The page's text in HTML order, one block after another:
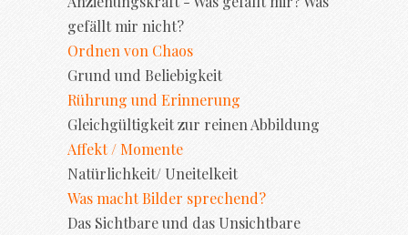
gefällt mir nicht?
Ordnen von Chaos
Grund und Beliebigkeit
Rührung und Erinnerung
Gleichgültigkeit zur reinen Abbildung
Affekt / Momente
Natürlichkeit/ Uneitelkeit
Was macht Bilder sprechend?
Das Sichtbare und das Unsichtbare